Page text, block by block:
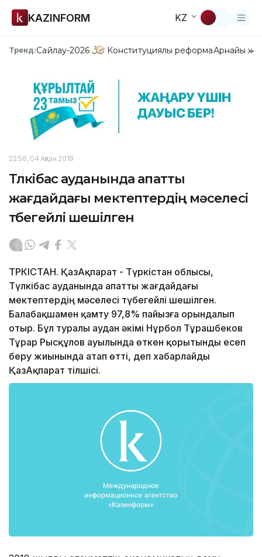
KAZINFORM KZ
Тренд:Сайлау-2026 Конституциялық реформаАрнайы
22:56, 04 Ақпан 2019
Түлкібас ауданында апатты
жағдайдағы мектептердің мәселесі
түбегейлі шешілген
ТҮРКІСТАН. ҚазАқпарат - Түркістан облысы,
Түлкібас ауданында апатты жағдайдағы
мектептердің мәселесі түбегейлі шешілген.
Балабақшамен қамту 97,8% пайызға орындалып
отыр. Бұл туралы аудан әкімі Нұрбол Тұрашбеков
Тұрар Рысқұлов ауылында өткен қорытынды есеп
беру жиынында атап өтті, деп хабарлайды
ҚазАқпарат тілшісі.